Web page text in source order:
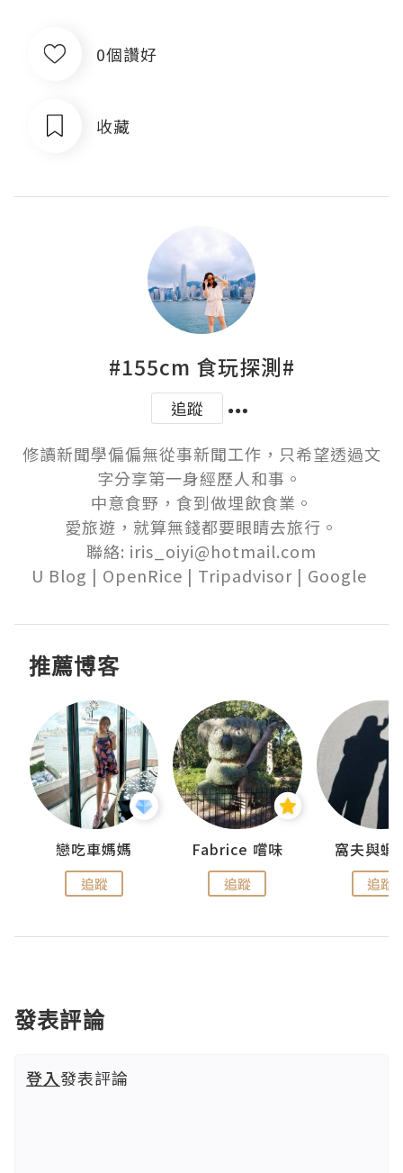
0個讚好
收藏
#155cm 食玩探測#
追蹤
修讀新聞學偏偏無從事新聞工作，只希望透過文
字分享第一身經歷人和事。
中意食野，食到做埋飲食業。
愛旅遊，就算無錢都要眼睛去旅行。
聯絡: iris_oiyi@hotmail.com
U Blog | OpenRice | Tripadvisor | Google
推薦博客
戀吃車媽媽
追蹤
Fabrice 嚐味
追蹤
窩夫與蝦
追蹤
發表評論
登入發表評論